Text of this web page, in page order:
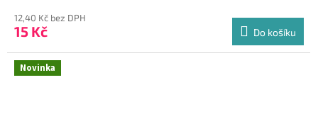
produktu
je
z
5
12,40 Kč bez DPH
15 Kč Do košíku
Novinka